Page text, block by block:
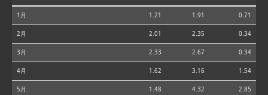
1月 1.21 1.91 0.71
2月 2.01 2.35 0.34
3月 2.33 2.67 0.34
4月 1.62 3.16 1.54
5月 1.48 4.32 2.85